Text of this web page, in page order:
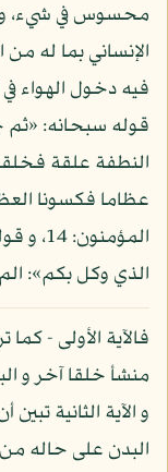
محسوس في شيء، و
الإنساني بما له
فيه دخول الهواء
قوله سبحانه: «ثم
النطفة علقة
عظاما فكسونا
الذي وكل بكم»: الم
فالآية الأولى -
منشأ خلقا آخر و
و الآية الثانية
البدن على حاله